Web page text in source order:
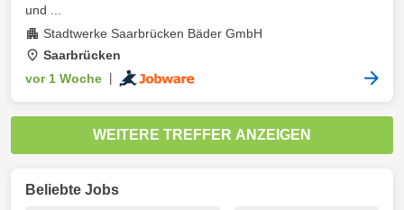
und ...
Stadtwerke Saarbrücken Bäder GmbH
Saarbrücken
vor 1 Woche
WEITERE TREFFER ANZEIGEN
Beliebte Jobs